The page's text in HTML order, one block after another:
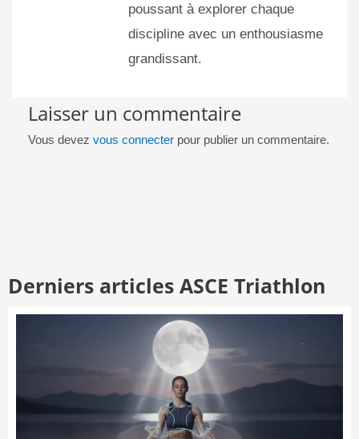
poussant à explorer chaque
discipline avec un enthousiasme
grandissant.
Laisser un commentaire
Vous devez vous connecterpour publier un commentaire.
Derniers articles ASCE Triathlon